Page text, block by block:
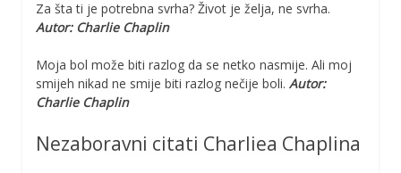
Za šta ti je potrebna svrha? Život je želja, ne svrha.
Autor: Charlie Chaplin
Moja bol može biti razlog da se netko nasmije. Ali moj
smijeh nikad ne smije biti razlog nečije boli. Autor:
Charlie Chaplin
Nezaboravni citati Charliea Chaplina